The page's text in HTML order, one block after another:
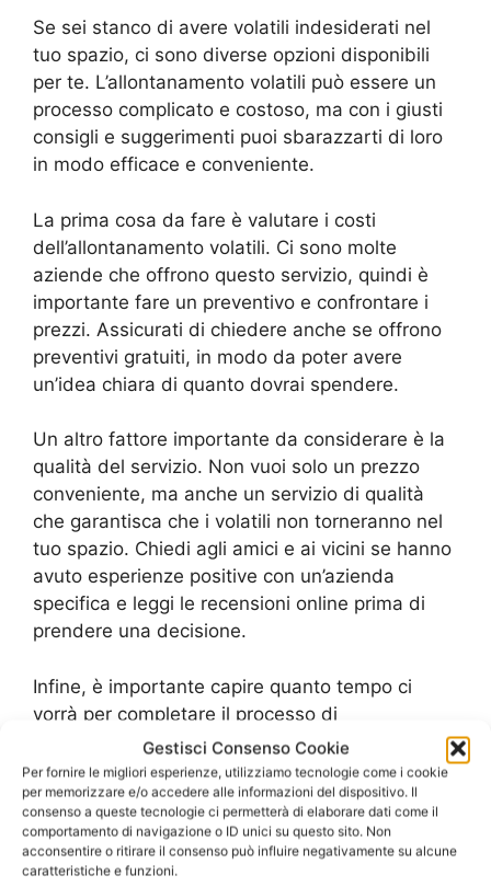
Gestisci Consenso Cookie
Per fornire le migliori esperienze, utilizziamo tecnologie come i cookie
per memorizzare e/o accedere alle informazioni del dispositivo. Il
consenso a queste tecnologie ci permetterà di elaborare dati come il
comportamento di navigazione o ID unici su questo sito. Non
acconsentire o ritirare il consenso può influire negativamente su alcune
caratteristiche e funzioni.
Se sei stanco di avere volatili indesiderati nel
tuo spazio, ci sono diverse opzioni disponibili
per te. L’allontanamento volatili può essere un
processo complicato e costoso, ma con i giusti
consigli e suggerimenti puoi sbarazzarti di loro
in modo efficace e conveniente.
La prima cosa da fare è valutare i costi
dell’allontanamento volatili. Ci sono molte
aziende che offrono questo servizio, quindi è
importante fare un preventivo e confrontare i
prezzi. Assicurati di chiedere anche se offrono
preventivi gratuiti, in modo da poter avere
un’idea chiara di quanto dovrai spendere.
Un altro fattore importante da considerare è la
qualità del servizio. Non vuoi solo un prezzo
conveniente, ma anche un servizio di qualità
che garantisca che i volatili non torneranno nel
tuo spazio. Chiedi agli amici e ai vicini se hanno
avuto esperienze positive con un’azienda
specifica e leggi le recensioni online prima di
prendere una decisione.
Infine, è importante capire quanto tempo ci
vorrà per completare il processo di
allontanamento. Alcune aziende possono
richiedere solo pochi giorni, mentre altre
possono richiedere settimane o addirittura
mesi. Assicurati di avere un’idea chiara dei
tempi di consegna prima di impegnarti con
un’azienda.